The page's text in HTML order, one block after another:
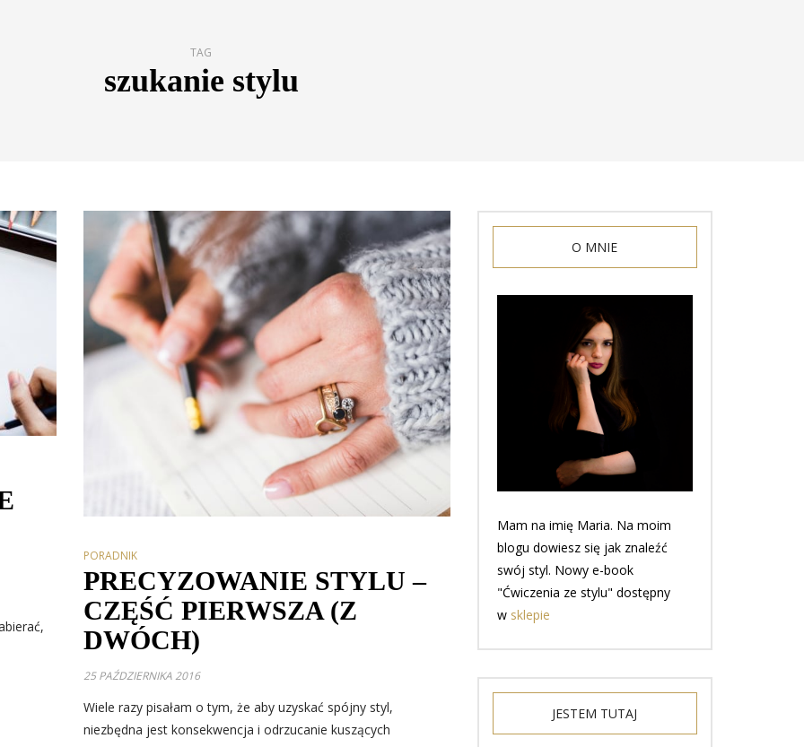
TAG
szukanie stylu
PORADNIK
PRECYZOWANIE STYLU –
CZĘŚĆ PIERWSZA (Z
DWÓCH)
25 PAŹDZIERNIKA 2016
Wiele razy pisałam o tym, że aby uzyskać spójny styl,
niezbędna jest konsekwencja i odrzucanie kuszących
O MNIE
Mam na imię Maria. Na moim
blogu dowiesz się jak znaleźć
swój styl. Nowy e-book
"Ćwiczenia ze stylu" dostępny
w sklepie
JESTEM TUTAJ